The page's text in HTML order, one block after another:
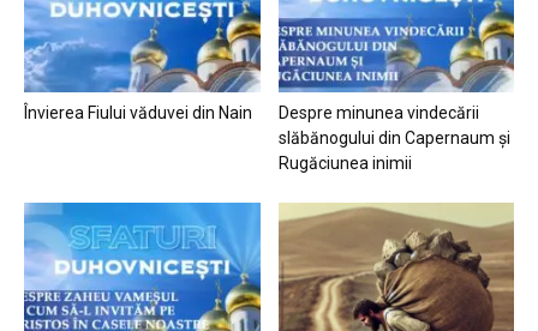
Învierea Fiului văduvei din Nain
Despre minunea vindecării
slăbănogului din Capernaum și
Rugăciunea inimii